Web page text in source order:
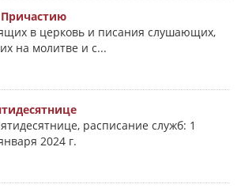
в церковь и писания слушающих,
на молитве и с...
расписание служб: 1
2024 г.